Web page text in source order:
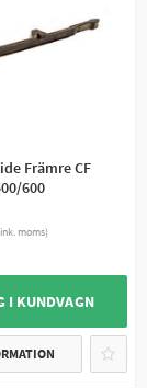
Främre CF
600
moms)
I KUNDVAGN